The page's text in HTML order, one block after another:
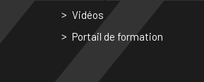
Vidéos
Portail de formation